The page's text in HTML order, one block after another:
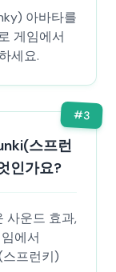
아바타를
게임에서
세요.
#3
스프런
인가요?
사운드 효과,
에서
프런키)